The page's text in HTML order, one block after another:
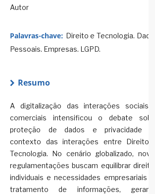
Autor
Palavras-chave: Direito e Tecnologia. Dados
Pessoais. Empresas. LGPD.
Resumo
A digitalização das interações sociais e
comerciais intensificou o debate sobre
proteção de dados e privacidade no
contexto das interações entre Direito e
Tecnologia. No cenário globalizado, novas
regulamentações buscam equilibrar direitos
individuais e necessidades empresariais de
tratamento de informações, gerando